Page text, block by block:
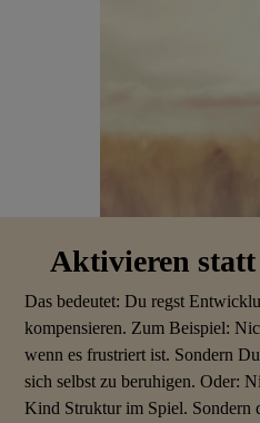
Aktivieren statt
Das bedeutet: Du regst
kompensieren. Zum Beispiel:
wenn es frustriert ist. Sondern
sich selbst zu beruhigen. Oder:
Kind Struktur im Spiel. Sondern